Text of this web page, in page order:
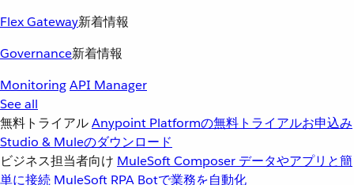
Flex Gateway新着情報
Governance新着情報
MonitoringAPI Manager
See all
無料トライアルAnypoint Platformの無料トライアルお申込み
Studio & Muleのダウンロード
ビジネス担当者向け MuleSoft Composer データやアプリと簡
単に接続 MuleSoft RPA Botで業務を自動化